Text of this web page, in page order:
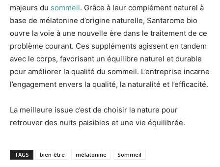
majeurs du sommeil. Grâce à leur complément naturel à
base de mélatonine d’origine naturelle, Santarome bio
ouvre la voie à une nouvelle ère dans le traitement de ce
problème courant. Ces suppléments agissent en tandem
avec le corps, favorisant un équilibre naturel et durable
pour améliorer la qualité du sommeil. L’entreprise incarne
l’engagement envers la qualité, la naturalité et l’efficacité.
La meilleure issue c’est de choisir la nature pour
retrouver des nuits paisibles et une vie équilibrée.
TAGS bien-être mélatonine Sommeil